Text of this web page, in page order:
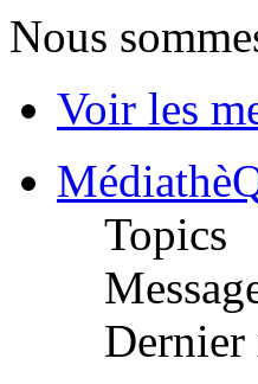
Nous
Voir les
Topics
Dernier